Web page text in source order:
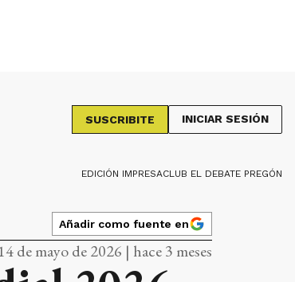
SUSCRIBITE INICIAR SESIÓN
EDICIÓN IMPRESACLUB EL DEBATE PREGÓN
Añadir como fuente en
de mayo de 2026 | hace 3 meses